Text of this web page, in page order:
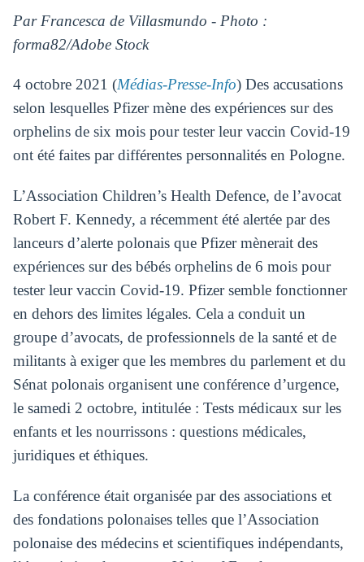
Par Francesca de Villasmundo - Photo :
forma82/Adobe Stock
4 octobre 2021 (Médias-Presse-Info) Des accusations
selon lesquelles Pfizer mène des expériences sur des
orphelins de six mois pour tester leur vaccin Covid-19
ont été faites par différentes personnalités en Pologne.
L’Association Children’s Health Defence, de l’avocat
Robert F. Kennedy, a récemment été alertée par des
lanceurs d’alerte polonais que Pfizer mènerait des
expériences sur des bébés orphelins de 6 mois pour
tester leur vaccin Covid-19. Pfizer semble fonctionner
en dehors des limites légales. Cela a conduit un
groupe d’avocats, de professionnels de la santé et de
militants à exiger que les membres du parlement et du
Sénat polonais organisent une conférence d’urgence,
le samedi 2 octobre, intitulée : Tests médicaux sur les
enfants et les nourrissons : questions médicales,
juridiques et éthiques.
La conférence était organisée par des associations et
des fondations polonaises telles que l’Association
polonaise des médecins et scientifiques indépendants,